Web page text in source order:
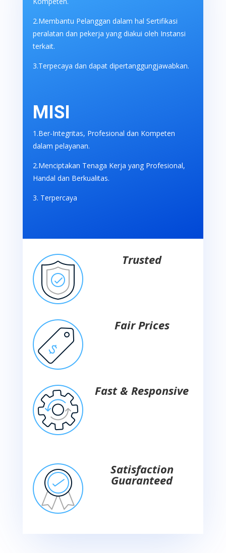
2.Membantu Pelanggan dalam hal Sertifikasi
peralatan dan pekerja yang diakui oleh Instansi
terkait.
3.Terpecaya dan dapat dipertanggungjawabkan.
MISI
1.Ber-Integritas, Profesional dan Kompeten
dalam pelayanan.
2.Menciptakan Tenaga Kerja yang Profesional,
Handal dan Berkualitas.
3. Terpercaya
Trusted
Fair Prices
Fast & Responsive
Satisfaction
Guaranteed